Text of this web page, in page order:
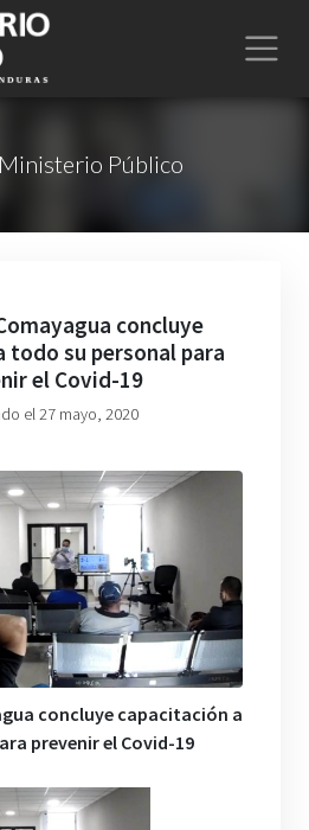
Público
concluye
todo su personal para
el Covid-19
el 27 mayo, 2020
concluye capacitación a
prevenir el Covid-19